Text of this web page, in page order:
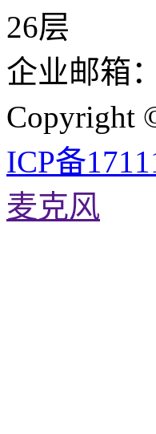
26层
企业邮箱
Copyright
ICP备
麦克风